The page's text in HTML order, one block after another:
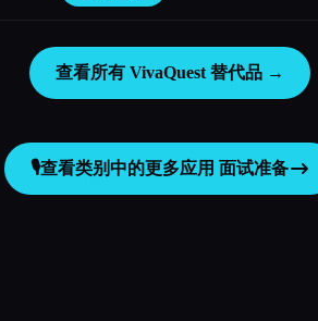
查看所有 VivaQuest 替代品 →
🎙️查看类别中的更多应用 面试准备